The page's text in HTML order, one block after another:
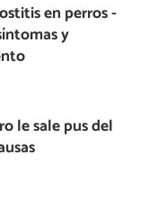
en perros -
y
le sale pus del